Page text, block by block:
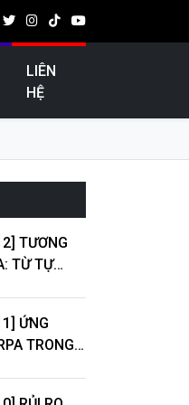
LIÊN
HỆ
TƯƠNG
TỪ TỰ
ỨNG
TRONG